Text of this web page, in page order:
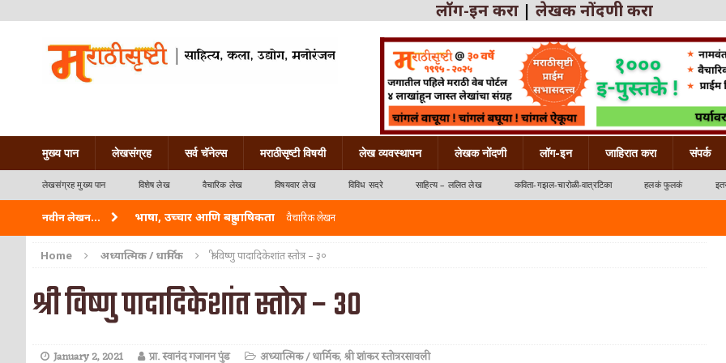
लॉग-इन करा | लेखक नोंदणी करा
मुख्य पान लेखसंग्रह सर्व चॅनेल्स मराठीसृष्टी विषयी लेख व्यवस्थापन लेखक नोंदणी लॉग-इन जाहिरात करा संपर्क
लेखसंग्रह मुख्य पान विशेष लेख वैचारिक लेख विषयवार लेख विविध सदरे साहित्य – ललित लेख कविता-गझल-चारोळी-वात्रटिका हलकं फुलकं
नवीन लेखन... भाषा, उच्चार आणि बहुभाषिकता वैचारिक लेखन
वारी विठ्ठलाची कविता-गझल-चारोळी-वात्रटिका
ताम्र – एक अफलातून धातू (COPPER)
जेव्हा मी आडनांव बदलले
अशी एक कविता लिहू इच्छिते कविता-गझल-चारोळी-वात्रटिका
Home अध्यात्मिक / धार्मिक श्री विष्णु पादादिकेशांत स्तोत्र – ३०
श्री विष्णु पादादिकेशांत स्तोत्र – ३०
January 2, 2021 प्रा. स्वानंद गजानन पुंड अध्यात्मिक / धार्मिक,श्री शांकर स्तोत्ररसावली